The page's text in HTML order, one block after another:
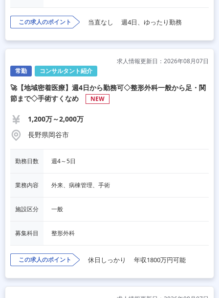
この求人のポイント 当直なし 週4日、ゆったり勤務
常勤 コンサルタント紹介
求人情報更新日：2026年08月07日
🚀【地域密着医療】週4日から勤務可◇整形外科一般から足・関
節まで◇手術すくなめ
NEW
1,200万～2,000万
長野県岡谷市
勤務日数 週4～5日
業務内容 外来、病棟管理、手術
施設区分 一般
募集科目 整形外科
この求人のポイント 休日しっかり 年収1800万円可能